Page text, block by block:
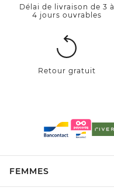
Délai de livraison de 3 à
4 jours ouvrables
Retour gratuit
FEMMES